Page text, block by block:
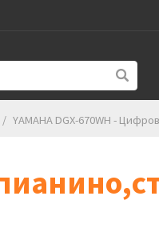
/ YAMAHA DGX-670WH -